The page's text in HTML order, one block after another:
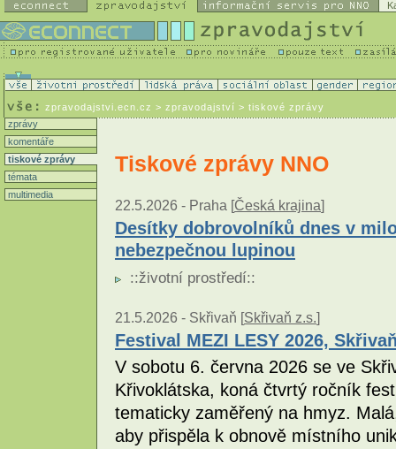
zpravodajstvi.ecn.cz > zpravodajství > tiskové zprávy
zprávy
komentáře
tiskové zprávy
témata
multimedia
Tiskové zprávy NNO
22.5.2026 - Praha [Česká krajina]
Desítky dobrovolníků dnes v
nebezpečnou lupinou
::životní prostředí::
21.5.2026 - Skřivaň [Skřivaň z.s.]
Festival MEZI LESY 2026,
V sobotu 6. června 2026 se ve
Křivoklátska, koná čtvrtý ročník
tematicky zaměřený na hmyz.
aby přispěla k obnově místního